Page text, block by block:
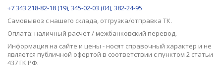
+7 343 218-82-18 (19), 345-02-03 (04), 382-24-95
Самовывоз с нашего склада, отгрузка/отправка ТК.
Оплата: наличный расчет / межбанковский перевод.
Информация на сайте и цены - носят справочный характер и не
является публичной офертой в соответствии с пунктом 2 статьи
437 ГК РФ.